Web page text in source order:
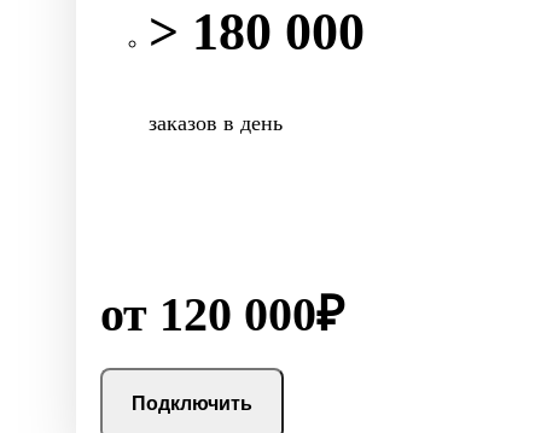
> 180 000
заказов в день
от 120 000₽
Подключить